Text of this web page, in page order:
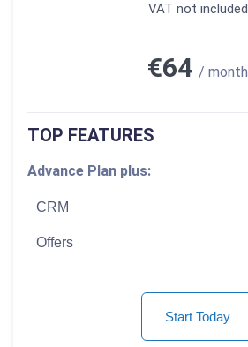
VAT not included
€64 / month
TOP FEATURES
Advance Plan plus:
CRM
Offers
Start Today